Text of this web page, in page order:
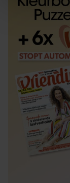
We gebruiken
en om ons
informatie
partners voor
partners
informatie die
verzameld op
gaat akkoord
gebruiken.